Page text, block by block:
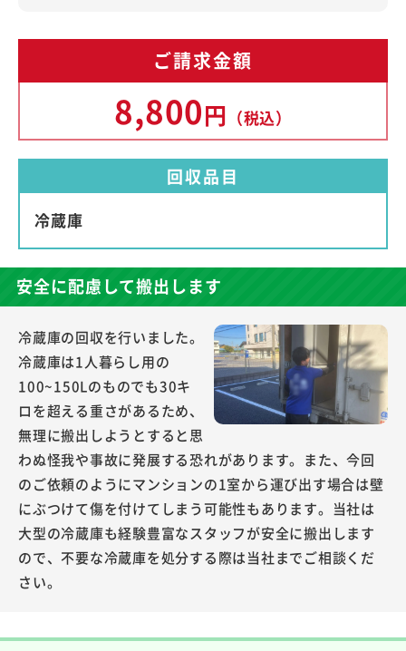
ご請求金額
8,800円 （税込）
回収品目
冷蔵庫
安全に配慮して搬出します
冷蔵庫の回収を行いました。
冷蔵庫は1人暮らし用の
100~150Lのものでも30キ
ロを超える重さがあるため、
無理に搬出しようとすると思
わぬ怪我や事故に発展する恐れがあります。また、今回
のご依頼のようにマンションの1室から運び出す場合は壁
にぶつけて傷を付けてしまう可能性もあります。当社は
大型の冷蔵庫も経験豊富なスタッフが安全に搬出します
ので、不要な冷蔵庫を処分する際は当社までご相談くだ
さい。